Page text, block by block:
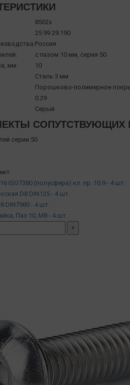
8502s
25.99.29.190
Россия
с пазом 10 мм, серия 50
мм:
10
Сталь 3 мм
Порошково-полимерное
0.29
Серый
СОПУТСТВУЮЩИХ
серии 50
ISO7380 (полусфера) кл. пр. 10.9 - 4 шт.
D8 DIN125 - 4 шт.
DIN7980 - 4 шт.
Паз 10, М8 - 4 шт.
+